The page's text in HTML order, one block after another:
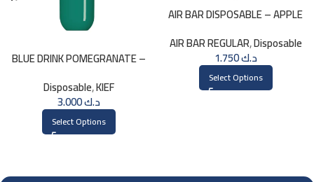
BLUE DRINK POMEGRANATE –
Disposable,KIEF
د.ك3.000
Select Options
AIR BAR DISPOSABLE – APPLE
AIR BAR REGULAR,Disposable
د.ك1.750
Select Options